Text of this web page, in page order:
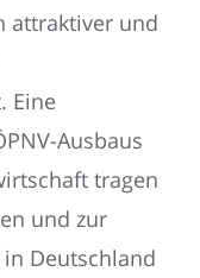
attraktiver und
Eine
Ausbaus
tragen
und zur
Deutschland